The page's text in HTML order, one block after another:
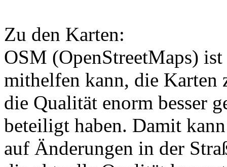
Zu den Karten:
OSM (OpenStreetMaps)
mithelfen kann, die Karten
die Qualität enorm besser
beteiligt haben. Damit
auf Änderungen in der